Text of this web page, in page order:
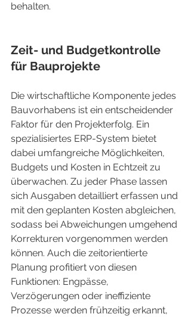
behalten.
Zeit- und Budgetkontrolle
für Bauprojekte
Die wirtschaftliche Komponente jedes
Bauvorhabens ist ein entscheidender
Faktor für den Projekterfolg. Ein
spezialisiertes ERP-System bietet
dabei umfangreiche Möglichkeiten,
Budgets und Kosten in Echtzeit zu
überwachen. Zu jeder Phase lassen
sich Ausgaben detailliert erfassen und
mit den geplanten Kosten abgleichen,
sodass bei Abweichungen umgehend
Korrekturen vorgenommen werden
können. Auch die zeitorientierte
Planung profitiert von diesen
Funktionen: Engpässe,
Verzögerungen oder ineffiziente
Prozesse werden frühzeitig erkannt,